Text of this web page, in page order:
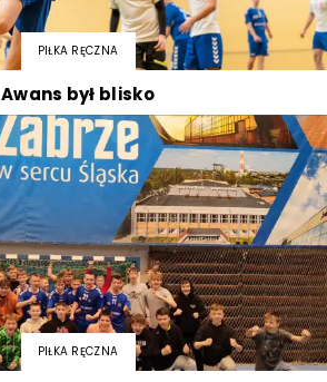
PIŁKA RĘCZNA
Awans był blisko
PIŁKA RĘCZNA